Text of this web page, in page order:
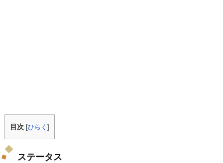
目次 [ひらく]
ステータス